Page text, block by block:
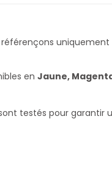
référençons
en Jaune,
sont testés pour